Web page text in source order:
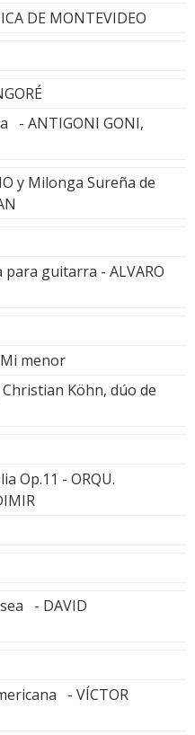
DE MONTEVIDEO
- ANTIGONI GONI,
y Milonga Sureña de
guitarra - ALVARO
Mi menor
Köhn, dúo de
Op.11 - ORQU.
- DAVID
- VÍCTOR